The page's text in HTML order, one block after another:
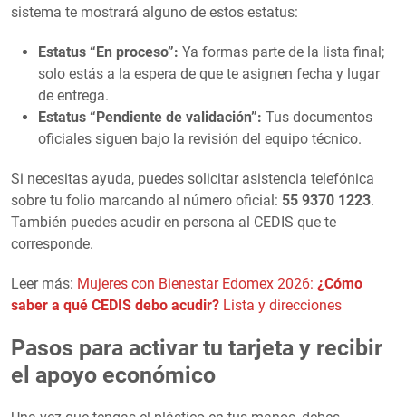
sistema te mostrará alguno de estos estatus:
Estatus “En proceso”: Ya formas parte de la lista final;
solo estás a la espera de que te asignen fecha y lugar
de entrega.
Estatus “Pendiente de validación”: Tus documentos
oficiales siguen bajo la revisión del equipo técnico.
Si necesitas ayuda, puedes solicitar asistencia telefónica
sobre tu folio marcando al número oficial: 55 9370 1223.
También puedes acudir en persona al CEDIS que te
corresponde.
Leer más: Mujeres con Bienestar Edomex 2026: ¿Cómo
saber a qué CEDIS debo acudir? Lista y direcciones
Pasos para activar tu tarjeta y recibir
el apoyo económico